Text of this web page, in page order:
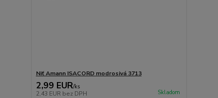
Niť Amann ISACORD modrosivá 3713
2,99 EUR/ks
2,43 EUR bez DPH Skladom